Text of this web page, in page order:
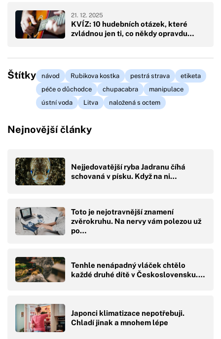
KVÍZ: 10 hudebních otázek, které
zvládnou jen ti, co někdy opravdu…
21. 12. 2025
Štítky návod Rubikova kostka pestrá strava
etiketa
péče o důchodce
chupacabra
manipulace
ústní voda
Litva naložená s octem
Nejnovější články
Nejjedovatější ryba Jadranu číhá
schovaná v písku. Když na ni…
Toto je nejotravnější znamení
zvěrokruhu. Na nervy vám polezou už
po…
Tenhle nenápadný vláček chtělo
každé druhé dítě v Československu.…
Japonci klimatizace nepotřebuji.
Chladí jinak a mnohem lépe